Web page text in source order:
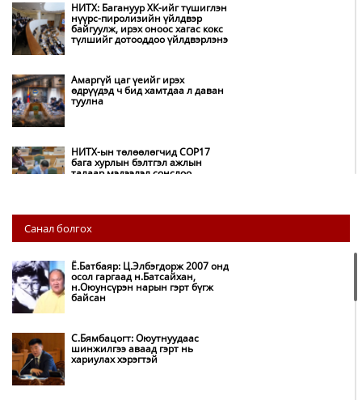
НИТХ: Багануур ХК-ийг түшиглэн
нүүрс-пиролизийн үйлдвэр
байгуулж, ирэх оноос хагас кокс
түлшийг дотооддоо үйлдвэрлэнэ
Амаргүй цаг үеийг ирэх
өдрүүдэд ч бид хамтдаа л даван
туулна
НИТХ-ын төлөөлөгчид COP17
бага хурлын бэлтгэл ажлын
талаар мэдээлэл сонслоо
Монгол Улс “COP17”-д “Тал
хээрийн төлөвлөгөө”-гөө
танилцуулна
Нөөцийн махны худалдаа,
Бүх шатанд хэмнэлтийн горимд
Санал болгох
Ё.Батбаяр: Ц.Элбэгдорж 2007 онд
осол гаргаад н.Батсайхан,
н.Оюунсүрэн нарын гэрт бүгж
байсан
С.Бямбацогт: Оюутнуудаас
шинжилгээ аваад гэрт нь
хариулах хэрэгтэй